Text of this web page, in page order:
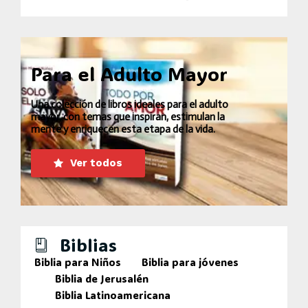
Para el Adulto Mayor
Una colección de libros ideales para el adulto
mayor, con temas que inspiran, estimulan la
mente y enriquecen esta etapa de la vida.
Ver todos
Biblias
Biblia para Niños
Biblia para jóvenes
Biblia de Jerusalén
Biblia Latinoamericana